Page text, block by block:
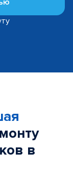
в